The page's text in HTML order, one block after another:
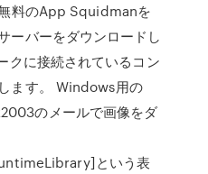
料のApp Squidmanを
ーバーをダウンロードし
クに接続されているコン
ます。 Windows用の
のメールで画像をダ
という表